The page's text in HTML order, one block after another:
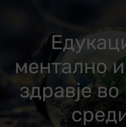
ментално
здравје